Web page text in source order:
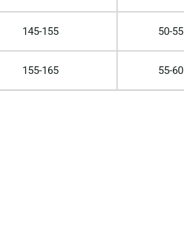
145-155 50-55
155-165 55-60